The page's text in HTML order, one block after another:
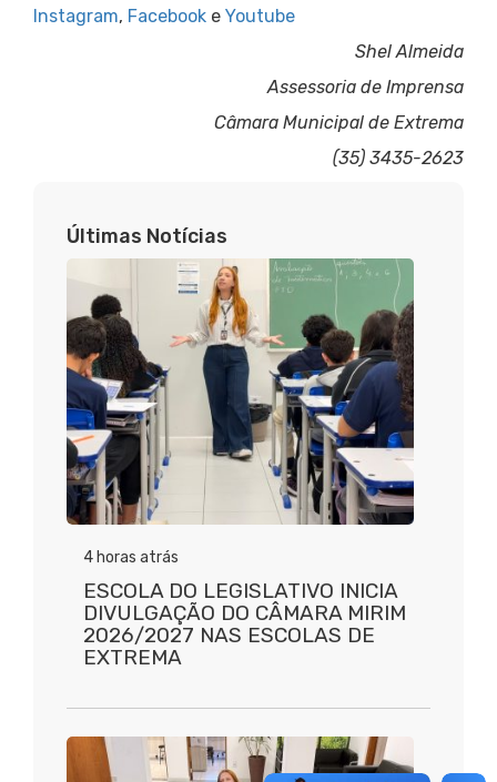
Instagram, Facebook e Youtube
Shel Almeida
Assessoria de Imprensa
Câmara Municipal de Extrema
(35) 3435-2623
Últimas Notícias
4 horas atrás
ESCOLA DO LEGISLATIVO INICIA
DIVULGAÇÃO DO CÂMARA MIRIM
2026/2027 NAS ESCOLAS DE
EXTREMA